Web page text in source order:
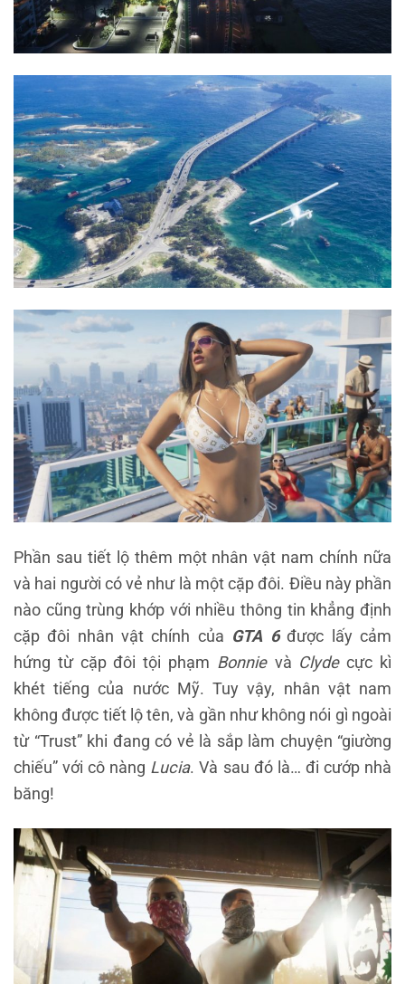
Phần sau tiết lộ thêm một nhân vật nam chính nữa
và hai người có vẻ như là một cặp đôi. Điều này phần
nào cũng trùng khớp với nhiều thông tin khẳng định
cặp đôi nhân vật chính của GTA 6được lấy cảm
hứng từ cặp đôi tội phạm Bonnie và Clydecực kì
khét tiếng của nước Mỹ. Tuy vậy, nhân vật nam
không được tiết lộ tên, và gần như không nói gì ngoài
từ “Trust” khi đang có vẻ là sắp làm chuyện “giường
chiếu” với cô nàng Lucia. Và sau đó là… đi cướp nhà
băng!